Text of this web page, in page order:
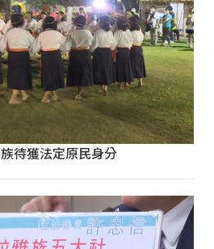
待獲法定原民身分